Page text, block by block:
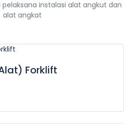
pelaksana instalasi alat angkut dan
alat angkat
Forklift